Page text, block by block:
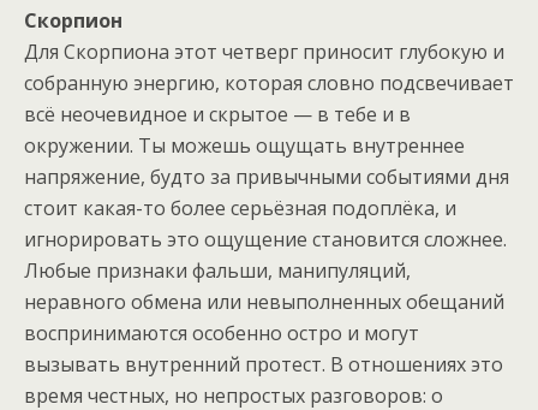
Скорпион
Для Скорпиона этот четверг приносит глубокую и
собранную энергию, которая словно подсвечивает
всё неочевидное и скрытое — в тебе и в
окружении. Ты можешь ощущать внутреннее
напряжение, будто за привычными событиями дня
стоит какая-то более серьёзная подоплёка, и
игнорировать это ощущение становится сложнее.
Любые признаки фальши, манипуляций,
неравного обмена или невыполненных обещаний
воспринимаются особенно остро и могут
вызывать внутренний протест. В отношениях это
время честных, но непростых разговоров: о